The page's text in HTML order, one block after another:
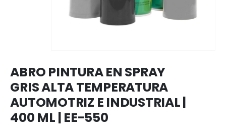
ABRO PINTURA EN SPRAY
GRIS ALTA TEMPERATURA
AUTOMOTRIZ E INDUSTRIAL |
400 ML | EE-550